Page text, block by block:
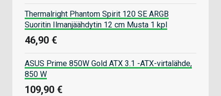
Thermalright Phantom Spirit 120 SE ARGB
Suoritin Ilmanjäähdytin 12 cm Musta 1 kpl
46,90 €
ASUS Prime 850W Gold ATX 3.1 -ATX-virtalähde,
850 W
109,90 €